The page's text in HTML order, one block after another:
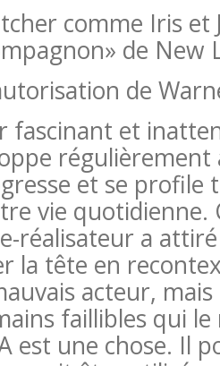
comme Iris et
de New
de
fascinant et
régulièrement
et se profile
vie quotidienne.
réalisateur a
la tête en
acteur,
faillibles qui
est une chose. Il